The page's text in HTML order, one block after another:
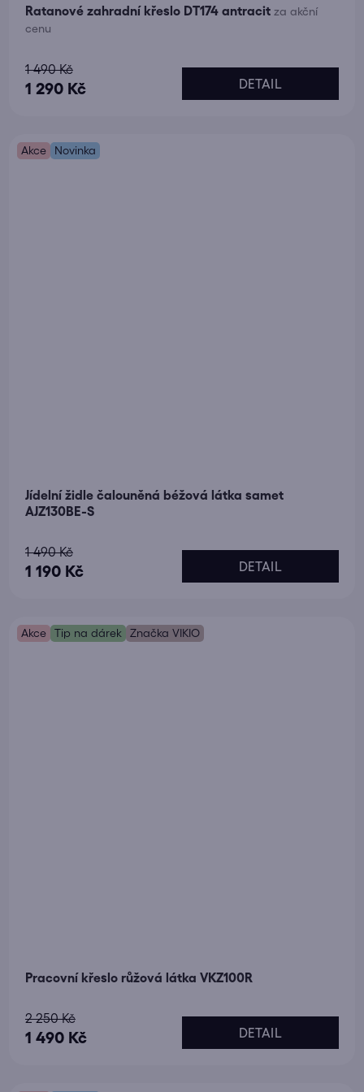
Ratanové zahradní křeslo DT174 antracit za akční
cenu
Průměrné
hodnocení
5,0
1 290 Kč
1 490 Kč
DETAIL
Akce Novinka
Jídelní židle čalouněná béžová látka samet
AJZ130BE-S
Průměrné
hodnocení
5,0
1 190 Kč
1 490 Kč
DETAIL
Akce Tip na dárek Značka VIKIO
Pracovní křeslo růžová látka VKZ100R
Průměrné
hodnocení
1 490 Kč
2 250 Kč
DETAIL